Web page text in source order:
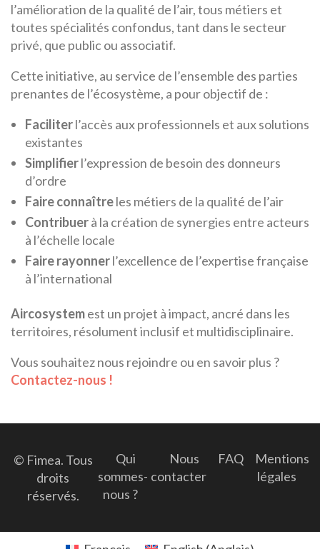
l’amélioration de la qualité de l’air, tous métiers et
toutes spécialités confondus, tant dans le secteur
privé, que public ou associatif.
Cette initiative, au service de l’ensemble des parties
prenantes de l’écosystème, a pour objectif de :
Faciliterl’accès aux professionnels et aux solutions
existantes
Simplifierl’expression de besoin des donneurs
d’ordre
Faire connaîtreles métiers de la qualité de l’air
Contribuerà la création de synergies entre acteurs
à l’échelle locale
Faire rayonnerl’excellence de l’expertise française
à l’international
Aircosystemest un projet à impact, ancré dans les
territoires, résolument inclusif et multidisciplinaire.
Vous souhaitez nous rejoindre ou en savoir plus ?
Contactez-nous !
© Fimea. Tous
droits
réservés.
Qui
sommes-
nous ?
Nous
contacter
FAQ
Mentions
légales